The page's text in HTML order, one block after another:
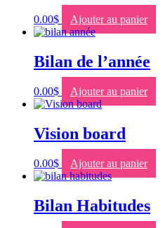
0.00$ Ajouter au panier
Bilan de l’année
0.00$ Ajouter au panier
Vision board
0.00$ Ajouter au panier
Bilan Habitudes